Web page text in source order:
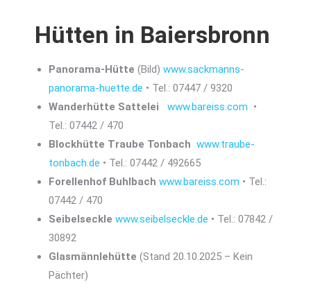
Hütten in Baiersbronn
Panorama-Hütte (Bild) www.sackmanns-
panorama-huette.de • Tel.: 07447 / 9320
Wanderhütte Sattelei
www.bareiss.com •
Tel.: 07442 / 470
Blockhütte Traube Tonbach www.traube-
tonbach.de • Tel.: 07442 / 492665
Forellenhof Buhlbach www.bareiss.com • Tel.:
07442 / 470
Seibelseckle www.seibelseckle.de • Tel.: 07842 /
30892
Glasmännlehütte (Stand 20.10.2025 – Kein
Pächter)